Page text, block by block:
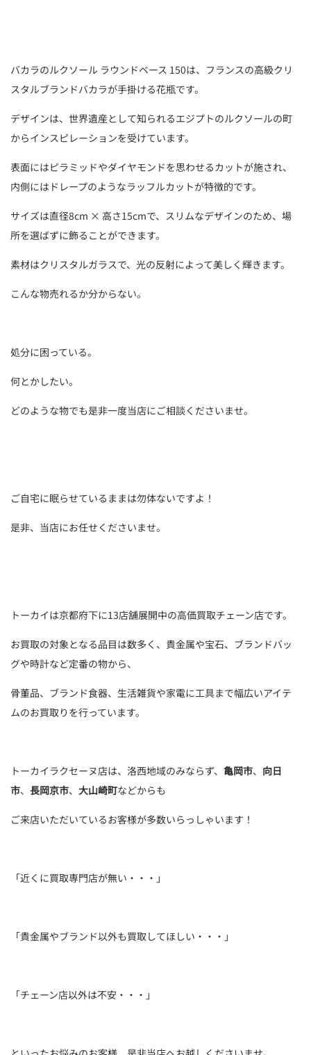
バカラのルクソール ラウンドベース 150は、フランスの高級クリ
スタルブランドバカラが手掛ける花瓶です。
デザインは、世界遺産として知られるエジプトのルクソールの町
からインスピレーションを受けています。
表面にはピラミッドやダイヤモンドを思わせるカットが施され、
内側にはドレープのようなラッフルカットが特徴的です。
サイズは直径8cm × 高さ15cmで、スリムなデザインのため、場
所を選ばずに飾ることができます。
素材はクリスタルガラスで、光の反射によって美しく輝きます。
こんな物売れるか分からない。
処分に困っている。
何とかしたい。
どのような物でも是非一度当店にご相談くださいませ。
ご自宅に眠らせているままは勿体ないですよ！
是非、当店にお任せくださいませ。
トーカイは京都府下に13店舗展開中の高価買取チェーン店です。
お買取の対象となる品目は数多く、貴金属や宝石、ブランドバッ
グや時計など定番の物から、
骨董品、ブランド食器、生活雑貨や家電に工具まで幅広いアイテ
ムのお買取りを行っています。
トーカイラクセーヌ店は、洛西地域のみならず、 亀岡市、 向日
市、 長岡京市、 大山崎町などからも
ご来店いただいているお客様が多数いらっしゃいます！
「近くに買取専門店が無い・・・」
「貴金属やブランド以外も買取してほしい・・・」
「チェーン店以外は不安・・・」